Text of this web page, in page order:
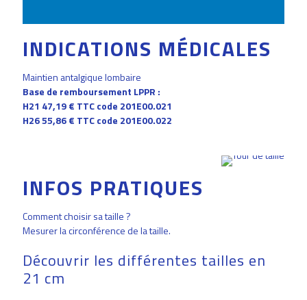
INDICATIONS MÉDICALES
Maintien antalgique lombaire
Base de remboursement LPPR :
H21 47,19 € TTC code 201E00.021
H26 55,86 € TTC code 201E00.022
INFOS PRATIQUES
Comment choisir sa taille ?
Mesurer la circonférence de la taille.
Découvrir les différentes tailles en
21 cm